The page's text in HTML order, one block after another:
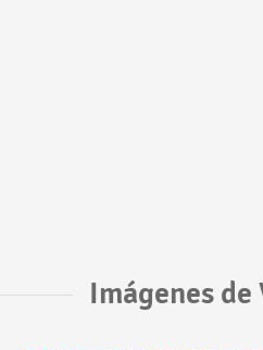
Imágenes